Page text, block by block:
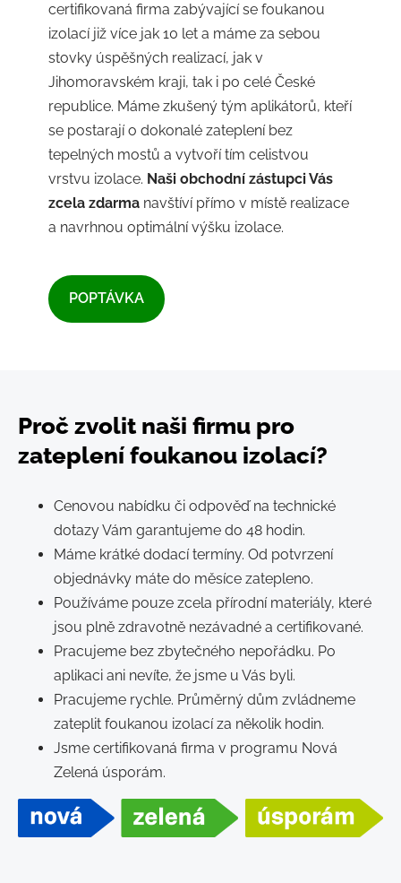
certifikovaná firma zabývající se foukanou
izolací již více jak 10 let a máme za sebou
stovky úspěšných realizací, jak v
Jihomoravském kraji, tak i po celé České
republice. Máme zkušený tým aplikátorů, kteří
se postarají o dokonalé zateplení bez
tepelných mostů a vytvoří tím celistvou
vrstvu izolace. Naši obchodní zástupci Vás
zcela zdarmanavštíví přímo v místě realizace
a navrhnou optimální výšku izolace.
​POPTÁVKA​
Proč zvolit naši firmu pro
zateplení foukanou izolací?
Cenovou nabídku či odpověď na technické
dotazy Vám garantujeme do 48 hodin.
Máme krátké dodací termíny. Od potvrzení
objednávky máte do měsíce zatepleno.
Používáme pouze zcela přírodní materiály, které
jsou plně zdravotně nezávadné a certifikované.
Pracujeme bez zbytečného nepořádku. Po
aplikaci ani nevíte, že jsme u Vás byli.
Pracujeme rychle. Průměrný dům zvládneme
zateplit foukanou izolací za několik hodin.
Jsme certifikovaná firma v programu Nová
Zelená úsporám.